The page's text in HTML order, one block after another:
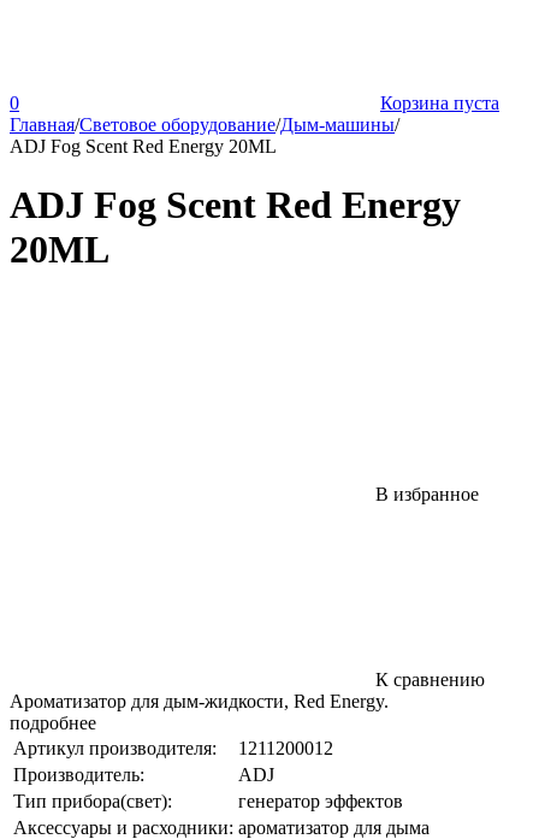
0
Корзина пуста
Главная/Световое оборудование/Дым-машины/
ADJ Fog Scent Red Energy 20ML
ADJ Fog Scent Red Energy
20ML
В избранное
К сравнению
Ароматизатор для дым-жидкости, Red Energy.
подробнее
Артикул производителя:
1211200012
Производитель:
ADJ
Тип прибора(свет):
генератор эффектов
Аксессуары и расходники: ароматизатор для дыма